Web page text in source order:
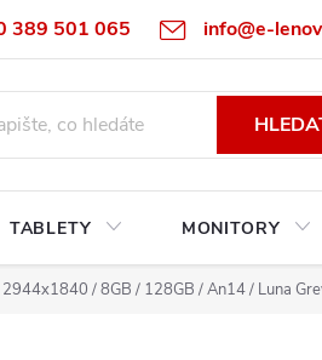
389 501 065 info@e-
TABLETY MONITORY
/ 8GB / 128GB / An14 / Luna